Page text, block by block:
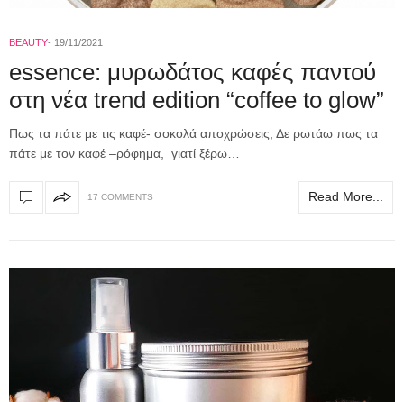
BEAUTY 19/11/2021
essence: μυρωδάτος καφές παντού
στη νέα trend edition “coffee to glow”
Πως τα πάτε με τις καφέ- σοκολά αποχρώσεις; Δε ρωτάω πως τα
πάτε με τον καφέ –ρόφημα, γιατί ξέρω…
17 COMMENTS Read More...